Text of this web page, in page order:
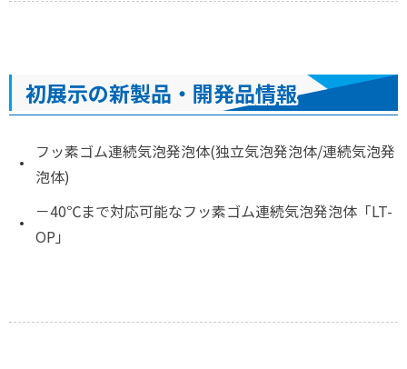
初展示の新製品・開発品情報
フッ素ゴム連続気泡発泡体(独立気泡発泡体/連続気泡発
泡体)
－40℃まで対応可能なフッ素ゴム連続気泡発泡体「LT-
OP」